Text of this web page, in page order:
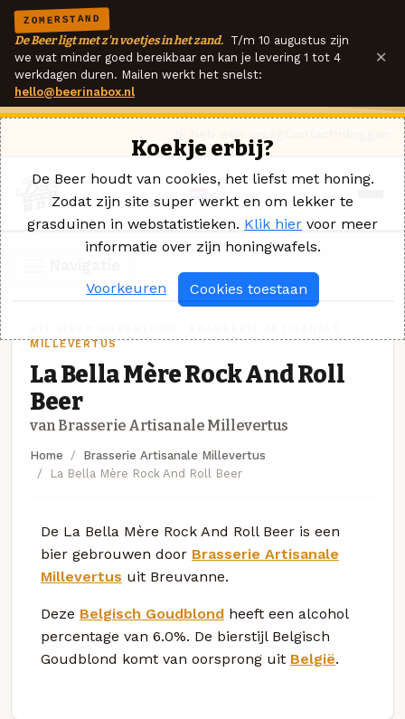
ZOMERSTAND
De Beer ligt met z'n voetjes in het zand. T/m 10 augustus zijn
we wat minder goed bereikbaar en kan je levering 1 tot 4
werkdagen duren. Mailen werkt het snelst:
hello@beerinabox.nl
×
MILLEVERTUS
La Bella Mère Rock And Roll
Beer
van Brasserie Artisanale Millevertus
Home
Brasserie Artisanale Millevertus
La Bella Mère Rock And Roll Beer
De La Bella Mère Rock And Roll Beer is een
bier gebrouwen door Brasserie Artisanale
Millevertus uit Breuvanne.
Deze Belgisch Goudblond heeft een alcohol
percentage van 6.0%. De bierstijl Belgisch
Goudblond komt van oorsprong uit België.
Koekje erbij?
De Beer houdt van cookies, het liefst met honing.
Zodat zijn site super werkt en om lekker te
grasduinen in webstatistieken. Klik hier voor meer
informatie over zijn honingwafels.
Voorkeuren Cookies toestaan